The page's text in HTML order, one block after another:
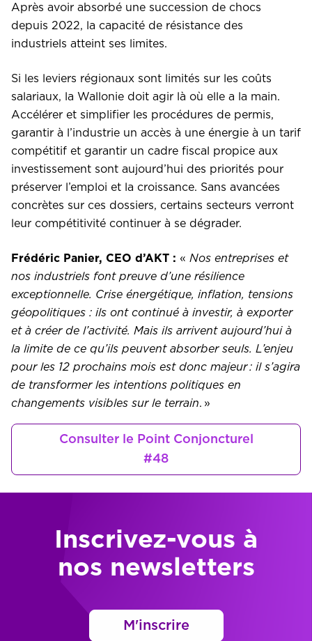
Après avoir absorbé une succession de chocs
depuis 2022, la capacité de résistance des
industriels atteint ses limites.
Si les leviers régionaux sont limités sur les coûts
salariaux, la Wallonie doit agir là où elle a la main.
Accélérer et simplifier les procédures de permis,
garantir à l’industrie un accès à une énergie à un tarif
compétitif et garantir un cadre fiscal propice aux
investissement sont aujourd’hui des priorités pour
préserver l’emploi et la croissance. Sans avancées
concrètes sur ces dossiers, certains secteurs verront
leur compétitivité continuer à se dégrader.
Frédéric Panier, CEO d’AKT : « Nos entreprises et
nos industriels font preuve d’une résilience
exceptionnelle. Crise énergétique, inflation, tensions
géopolitiques : ils ont continué à investir, à exporter
et à créer de l’activité. Mais ils arrivent aujourd’hui à
la limite de ce qu’ils peuvent absorber seuls. L’enjeu
pour les 12 prochains mois est donc majeur : il s’agira
de transformer les intentions politiques en
changements visibles sur le terrain. »
Consulter le Point Conjoncturel
#48
Inscrivez-vous à
nos newsletters
M'inscrire